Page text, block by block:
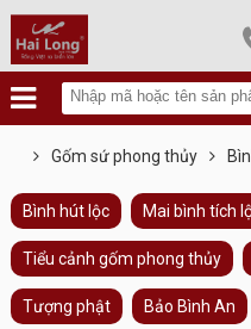
Lư hoá vàng
Gốm sứ phong thủy
Bình hút lộc Mai bình tích
Tiểu cảnh gốm phong thủy
Tượng phật Bảo Bình An